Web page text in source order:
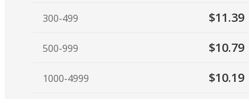
300-499 $11.39
500-999 $10.79
1000-4999 $10.19